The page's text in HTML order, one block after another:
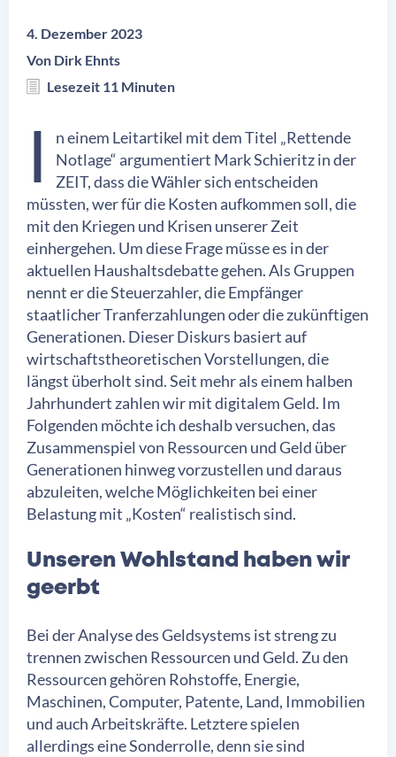
4. Dezember 2023
Von Dirk Ehnts
Lesezeit 11 Minuten
I
n einem Leitartikel mit dem Titel „Rettende
Notlage“ argumentiert Mark Schieritz in der
ZEIT, dass die Wähler sich entscheiden
müssten, wer für die Kosten aufkommen soll, die
mit den Kriegen und Krisen unserer Zeit
einhergehen. Um diese Frage müsse es in der
aktuellen Haushaltsdebatte gehen. Als Gruppen
nennt er die Steuerzahler, die Empfänger
staatlicher Tranferzahlungen oder die zukünftigen
Generationen. Dieser Diskurs basiert auf
wirtschaftstheoretischen Vorstellungen, die
längst überholt sind. Seit mehr als einem halben
Jahrhundert zahlen wir mit digitalem Geld. Im
Folgenden möchte ich deshalb versuchen, das
Zusammenspiel von Ressourcen und Geld über
Generationen hinweg vorzustellen und daraus
abzuleiten, welche Möglichkeiten bei einer
Belastung mit „Kosten“ realistisch sind.
Unseren Wohlstand haben wir
geerbt
Bei der Analyse des Geldsystems ist streng zu
trennen zwischen Ressourcen und Geld. Zu den
Ressourcen gehören Rohstoffe, Energie,
Maschinen, Computer, Patente, Land, Immobilien
und auch Arbeitskräfte. Letztere spielen
allerdings eine Sonderrolle, denn sie sind